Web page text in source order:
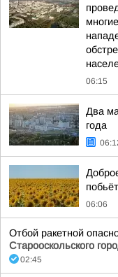
06:15
Два
года
06:06
Отбой ракетной
Старооскольского
02:45